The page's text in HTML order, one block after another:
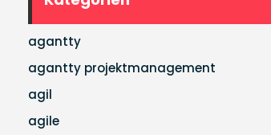
agantty
agantty projektmanagement
agil
agile